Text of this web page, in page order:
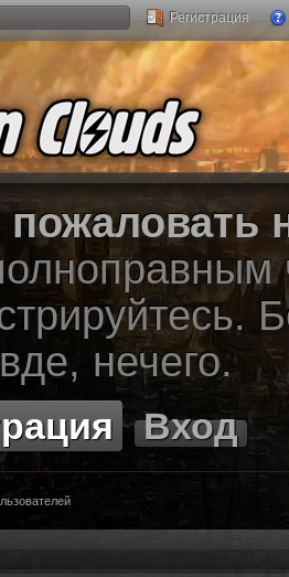
Регистрация
нечего.
Вход